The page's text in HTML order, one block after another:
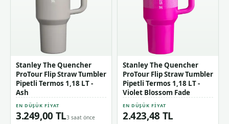
Stanley The Quencher
ProTour Flip Straw Tumbler
Pipetli Termos 1,18 LT -
Ash
EN DÜŞÜK FIYAT
3.249,00 TL3 saat önce
Stanley The Quencher
ProTour Flip Straw Tumbler
Pipetli Termos 1,18 LT -
Violet Blossom Fade
EN DÜŞÜK FIYAT
2.423,48 TL